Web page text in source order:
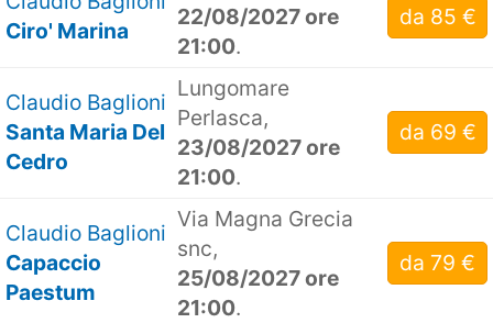
Ciro' Marina
22/08/2027 ore
21:00.
da 85 €
Claudio Baglioni
Santa Maria Del
Cedro
Lungomare
Perlasca,
23/08/2027 ore
21:00.
da 69 €
Claudio Baglioni
Capaccio
Paestum
Via Magna Grecia
snc,
25/08/2027 ore
21:00.
da 79 €